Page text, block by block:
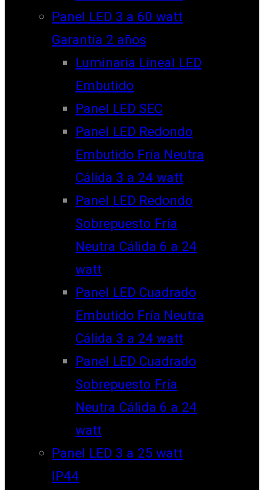
Panel LED 3 a 60 watt
Garantía 2 años
Luminaria Lineal LED
Embutido
Panel LED SEC
Panel LED Redondo
Embutido Fría Neutra
Cálida 3 a 24 watt
Panel LED Redondo
Sobrepuesto Fría
Neutra Cálida 6 a 24
watt
Panel LED Cuadrado
Embutido Fría Neutra
Cálida 3 a 24 watt
Panel LED Cuadrado
Sobrepuesto Fría
Neutra Cálida 6 a 24
watt
Panel LED 3 a 25 watt
IP44